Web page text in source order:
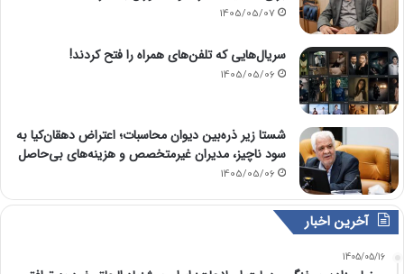
1405/05/07
سریال‌هایی که تلفن‌های همراه را فتح کردند!
1405/05/06
شستا زیر ذره‌بین دیوان محاسبات؛ اعتراض دهقان‌کیا به
سود ناچیز، مدیران غیرمتخصص و هزینه‌های بی‌حاصل
1405/05/06
آخرین اخبار
1405/05/16